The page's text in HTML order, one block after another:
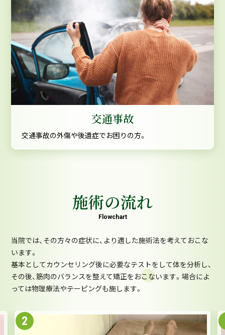
交通事故
交通事故の外傷や後遺症でお困りの方。
施術の流れ
Flowchart
当院では、その方々の症状に、より適した施術法を考えておこな
います。
基本としてカウンセリング後に必要なテストをして体を分析し、
その後、筋肉のバランスを整えて矯正をおこないます。場合によ
っては物理療法やテーピングも施します。
2